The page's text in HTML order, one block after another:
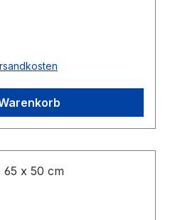
- universell
Größe: ca. 110 x